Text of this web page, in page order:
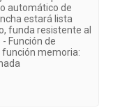
automático de
estará lista
funda resistente al
Función de
memoria: